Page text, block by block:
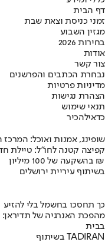
דף הבית
זמני כניסת וצאת שבת
מגזין השבוע
בחירות 2026
אודות
צור קשר
נבחרת הכתבים והפרשנים
מדיניות פרטיות
הצהרת נגישות
תנאי שימוש
כדאילהכיר
שופינג, אמנות ואוכל:
קפיצה קטנה לחו"ל: טיילת
בהשקעה של 100 מיליון ₪
בשיתוף עיריית ירושלים
כך תחסכו בחשמל בלי להזיע
מהפכת האנרגיה של
בבית
בשיתוף TADIRAN